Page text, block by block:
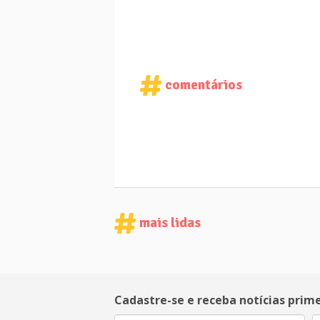
comentários
mais lidas
Cadastre-se e receba notícias